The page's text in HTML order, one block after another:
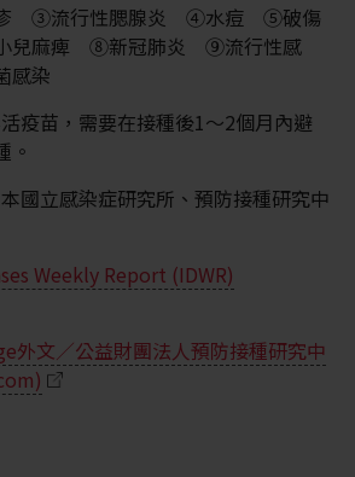
③流行性腮腺炎 ④水痘 ⑤破傷
麻痺 ⑧新冠肺炎 ⑨流行性感
感染
疫苗，需要在接種後1～2個月內避
。
國立感染症研究所、預防接種研究中
Weekly Report (IDWR)
外文／公益財團法人預防接種研究中